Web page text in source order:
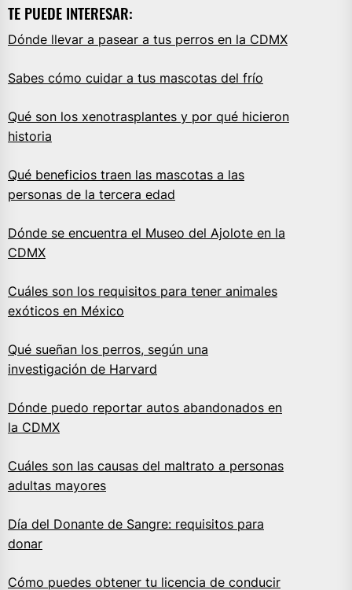
TE PUEDE INTERESAR:
Dónde llevar a pasear a tus perros en la CDMX
Sabes cómo cuidar a tus mascotas del frío
Qué son los xenotrasplantes y por qué hicieron
historia
Qué beneficios traen las mascotas a las
personas de la tercera edad
Dónde se encuentra el Museo del Ajolote en la
CDMX
Cuáles son los requisitos para tener animales
exóticos en México
Qué sueñan los perros, según una
investigación de Harvard
Dónde puedo reportar autos abandonados en
la CDMX
Cuáles son las causas del maltrato a personas
adultas mayores
Día del Donante de Sangre: requisitos para
donar
Cómo puedes obtener tu licencia de conducir